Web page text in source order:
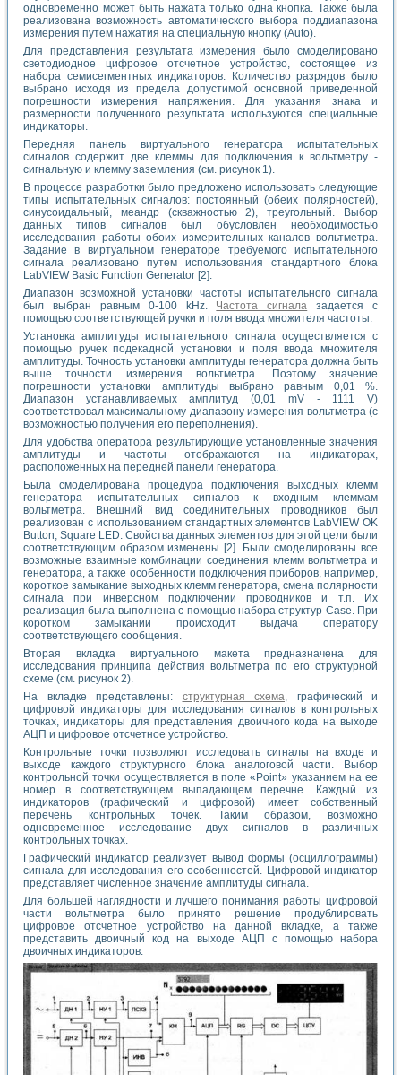
одновременно может быть нажата только одна кнопка. Также была
реализована возможность автоматического выбора поддиапазона
измерения путем нажатия на специальную кнопку (Auto).
Для представления результата измерения было смоделировано
светодиодное цифровое отсчетное устройство, состоящее из
набора семисегментных индикаторов. Количество разрядов было
выбрано исходя из предела допустимой основной приведенной
погрешности измерения напряжения. Для указания знака и
размерности полученного результата используются специальные
индикаторы.
Передняя панель виртуального генератора испытательных
сигналов содержит две клеммы для подключения к вольтметру -
сигнальную и клемму заземления (см. рисунок 1).
В процессе разработки было предложено использовать следующие
типы испытательных сигналов: постоянный (обеих полярностей),
синусоидальный, меандр (скважностью 2), треугольный. Выбор
данных типов сигналов был обусловлен необходимостью
исследования работы обоих измерительных каналов вольтметра.
Задание в виртуальном генераторе требуемого испытательного
сигнала реализовано путем использования стандартного блока
LabVIEW Basic Function Generator [2].
Диапазон возможной установки частоты испытательного сигнала
был выбран равным 0-100 kHz. Частота сигнала задается с
помощью соответствующей ручки и поля ввода множителя частоты.
Установка амплитуды испытательного сигнала осуществляется с
помощью ручек подекадной установки и поля ввода множителя
амплитуды. Точность установки амплитуды генератора должна быть
выше точности измерения вольтметра. Поэтому значение
погрешности установки амплитуды выбрано равным 0,01 %.
Диапазон устанавливаемых амплитуд (0,01 mV - 1111 V)
соответствовал максимальному диапазону измерения вольтметра (с
возможностью получения его переполнения).
Для удобства оператора результирующие установленные значения
амплитуды и частоты отображаются на индикаторах,
расположенных на передней панели генератора.
Была смоделирована процедура подключения выходных клемм
генератора испытательных сигналов к входным клеммам
вольтметра. Внешний вид соединительных проводников был
реализован с использованием стандартных элементов LabVIEW OK
Button, Square LED. Свойства данных элементов для этой цели были
соответствующим образом изменены [2]. Были смоделированы все
возможные взаимные комбинации соединения клемм вольтметра и
генератора, а также особенности подключения приборов, например,
короткое замыкание выходных клемм генератора, смена полярности
сигнала при инверсном подключении проводников и т.п. Их
реализация была выполнена с помощью набора структур Case. При
коротком замыкании происходит выдача оператору
соответствующего сообщения.
Вторая вкладка виртуального макета предназначена для
исследования принципа действия вольтметра по его структурной
схеме (см. рисунок 2).
На вкладке представлены: структурная схема , графический и
цифровой индикаторы для исследования сигналов в контрольных
точках, индикаторы для представления двоичного кода на выходе
АЦП и цифровое отсчетное устройство.
Контрольные точки позволяют исследовать сигналы на входе и
выходе каждого структурного блока аналоговой части. Выбор
контрольной точки осуществляется в поле «Point» указанием на ее
номер в соответствующем выпадающем перечне. Каждый из
индикаторов (графический и цифровой) имеет собственный
перечень контрольных точек. Таким образом, возможно
одновременное исследование двух сигналов в различных
контрольных точках.
Графический индикатор реализует вывод формы (осциллограммы)
сигнала для исследования его особенностей. Цифровой индикатор
представляет численное значение амплитуды сигнала.
Для большей наглядности и лучшего понимания работы цифровой
части вольтметра было принято решение продублировать
цифровое отсчетное устройство на данной вкладке, а также
представить двоичный код на выходе АЦП с помощью набора
двоичных индикаторов.